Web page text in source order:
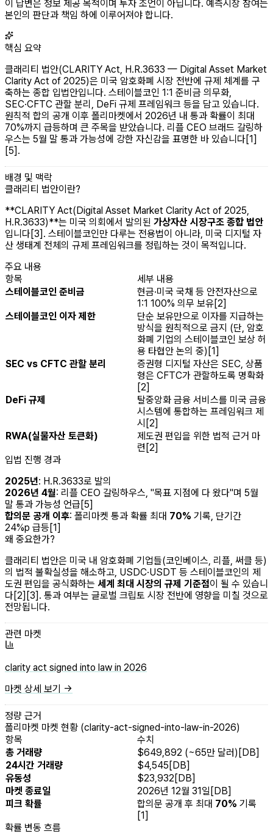
이 답변은 정보 제공 목적이며 투자 조언이 아닙니다. 예측시장 참여는
본인의 판단과 책임 하에 이루어져야 합니다.
핵심 요약
클래리티 법안(CLARITY Act, H.R.3633 — Digital Asset Market
Clarity Act of 2025)은 미국 암호화폐 시장 전반에 규제 체계를 구
축하는 종합 입법안입니다. 스테이블코인 1:1 준비금 의무화,
SEC·CFTC 관할 분리, DeFi 규제 프레임워크 등을 담고 있습니다.
원칙적 합의 공개 이후 폴리마켓에서 2026년 내 통과 확률이 최대
70%까지 급등하며 큰 주목을 받았습니다. 리플 CEO 브래드 갈링하
우스는 5월 말 통과 가능성에 강한 자신감을 표명한 바 있습니다[1]
[5].
배경 및 맥락
클래리티 법안이란?
**CLARITY Act(Digital Asset Market Clarity Act of 2025,
H.R.3633)**는 미국 의회에서 발의된 가상자산 시장구조 종합 법안
입니다[3]. 스테이블코인만 다루는 전용법이 아니라, 미국 디지털 자
산 생태계 전체의 규제 프레임워크를 정립하는 것이 목적입니다.
주요 내용
항목
세부 내용
스테이블코인 준비금
현금·미국 국채 등 안전자산으로
1:1 100% 의무 보유[2]
스테이블코인 이자 제한
단순 보유만으로 이자를 지급하는
방식을 원칙적으로 금지 (단, 암호
화폐 기업의 스테이블코인 보상 허
용 타협안 논의 중)[1]
SEC vs CFTC 관할 분리
증권형 디지털 자산은 SEC, 상품
형은 CFTC가 관할하도록 명확화
[2]
DeFi 규제
탈중앙화 금융 서비스를 미국 금융
시스템에 통합하는 프레임워크 제
시[2]
RWA(실물자산 토큰화)
제도권 편입을 위한 법적 근거 마
련[2]
입법 진행 경과
2025년: H.R.3633로 발의
2026년 4월: 리플 CEO 갈링하우스, "목표 지점에 다 왔다"며 5월
말 통과 가능성 언급[5]
합의문 공개 이후: 폴리마켓 통과 확률 최대 70% 기록, 단기간
24%p 급등[1]
왜 중요한가?
클래리티 법안은 미국 내 암호화폐 기업들(코인베이스, 리플, 써클 등)
의 법적 불확실성을 해소하고, USDC·USDT 등 스테이블코인의 제
도권 편입을 공식화하는 세계 최대 시장의 규제 기준점이 될 수 있습니
다[2][3]. 통과 여부는 글로벌 크립토 시장 전반에 영향을 미칠 것으로
전망됩니다.
관련 마켓
clarity act signed into law in 2026
마켓 상세 보기 →
정량 근거
폴리마켓 마켓 현황 (clarity-act-signed-into-law-in-2026)
항목
수치
총 거래량
$649,892 (~65만 달러)[DB]
24시간 거래량
$4,545[DB]
유동성
$23,932[DB]
마켓 종료일
2026년 12월 31일[DB]
피크 확률
합의문 공개 후 최대 70% 기록
[1]
확률 변동 흐름